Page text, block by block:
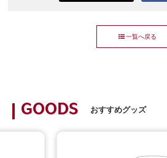
一覧へ戻る
GOODS おすすめグッズ